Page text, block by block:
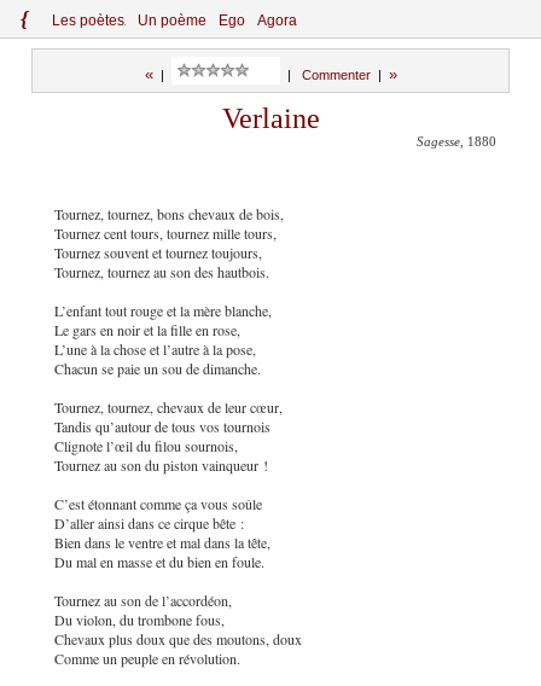
{ Les poètes Un poème Ego Agora
«| Commenter| »
Verlaine
Sagesse , 1880
Tournez, tournez, bons chevaux de bois,
Tournez cent tours, tournez mille tours,
Tournez souvent et tournez toujours,
Tournez, tournez au son des hautbois.
L’enfant tout rouge et la mère blanche,
Le gars en noir et la fille en rose,
L’une à la chose et l’autre à la pose,
Chacun se paie un sou de dimanche.
Tournez, tournez, chevaux de leur cœur,
Tandis qu’autour de tous vos tournois
Clignote l’œil du filou sournois,
Tournez au son du piston vainqueur !
C’est étonnant comme ça vous soûle
D’aller ainsi dans ce cirque bête :
Bien dans le ventre et mal dans la tête,
Du mal en masse et du bien en foule.
Tournez au son de l’accordéon,
Du violon, du trombone fous,
Chevaux plus doux que des moutons, doux
Comme un peuple en révolution.